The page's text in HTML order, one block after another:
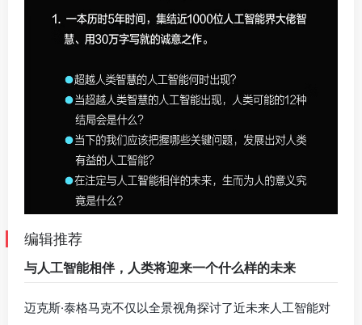
编辑推荐
与人工智能相伴，人类将迎来一个什么样的未来
迈克斯·泰格马克不仅以全景视角探讨了近未来人工智能对